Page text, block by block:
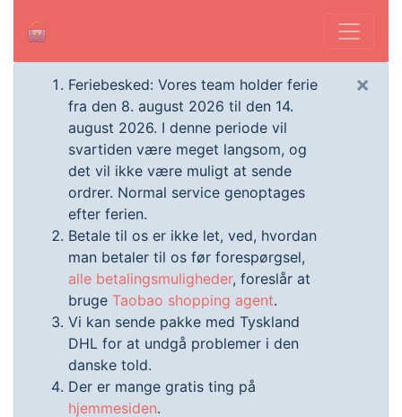
Feriebesked: Vores team holder ferie
fra den 8. august 2026 til den 14.
august 2026. I denne periode vil
svartiden være meget langsom, og
det vil ikke være muligt at sende
ordrer. Normal service genoptages
efter ferien.
Betale til os er ikke let, ved, hvordan
man betaler til os før forespørgsel,
alle betalingsmuligheder, foreslår at
bruge Taobao shopping agent.
Vi kan sende pakke med Tyskland
DHL for at undgå problemer i den
danske told.
Der er mange gratis ting på
hjemmesiden.
×